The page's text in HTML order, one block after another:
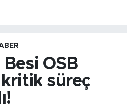
OSB
süreç
ve Fikstür